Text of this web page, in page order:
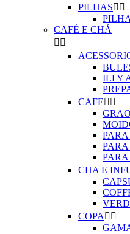
PILHAS 
CAFÉ E CHÁ
 
ILLY
CAFE 
GRAO
CHA E
COPA  